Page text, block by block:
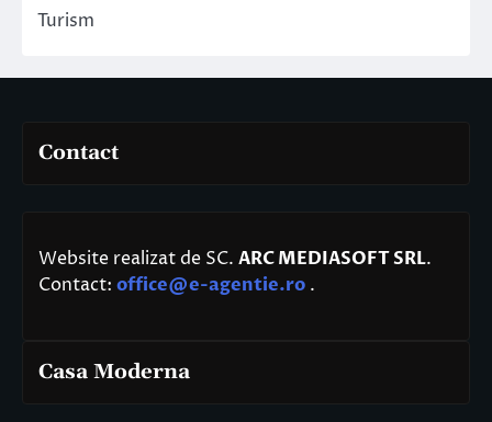
Turism
Contact
Website realizat de SC. ARC MEDIASOFT SRL.
Contact: office@e-agentie.ro .
Casa Moderna